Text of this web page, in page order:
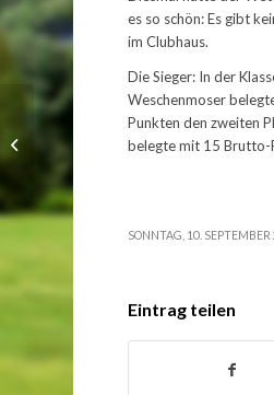
es so schön: Es gibt
im Clubhaus.
Die Sieger: In der
Weschenmoser
Punkten den zweiten
belegte mit 15 Brutto-
SONNTAG, 10.
Eintrag teilen
Clubmeister 2017